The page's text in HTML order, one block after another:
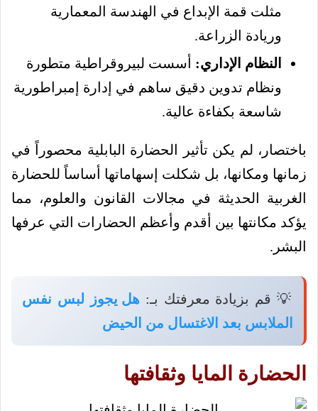
مثلت قمة الإبداع في الهندسة المعمارية
وريادة الزراعة.
النظام الإداري: أسست لبيروقراطية متطورة
ونظام تدوين دقيق ساهم في إدارة إمبراطورية
شاسعة بكفاءة عالية.
باختصار، لم يكن تأثير الحضارة البابلية محصوراً في
زمانها ومكانها، بل شكلت إسهاماتها أساساً للحضارة
الغربية الحديثة في مجالات القانون والعلوم، مما
يؤكد مكانتها بين أقدم وأعظم الحضارات التي عرفها
البشر.
💡 قم بزيادة معرفتك بـ:هل يجوز لبس نفس
الملابس بعد الاغتسال من الحيض
الحضارة المايا وثقافتها